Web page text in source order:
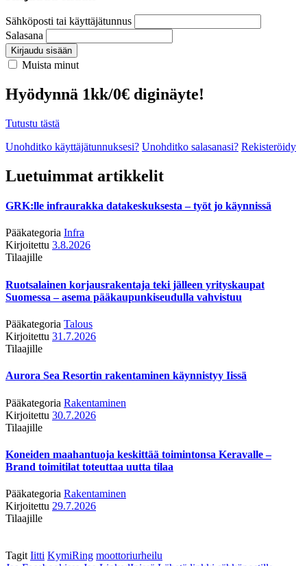
Sähköposti tai käyttäjätunnus
Salasana
Kirjaudu sisään
Muista minut
Hyödynnä 1kk/0€ diginäyte!
Tutustu tästä
Unohditko käyttäjätunnuksesi? Unohditko salasanasi? Rekisteröidy
Luetuimmat artikkelit
GRK:lle infraurakka datakeskuksesta – työt jo käynnissä
Pääkategoria Infra
Kirjoitettu 3.8.2026
Tilaajille
Ruotsalainen korjausrakentaja teki jälleen yrityskaupat
Suomessa – asema pääkaupunkiseudulla vahvistuu
Pääkategoria Talous
Kirjoitettu 31.7.2026
Tilaajille
Aurora Sea Resortin rakentaminen käynnistyy Iissä
Pääkategoria Rakentaminen
Kirjoitettu 30.7.2026
Tilaajille
Koneiden maahantuoja keskittää toimintonsa Keravalle –
Brand toimitilat toteuttaa uutta tilaa
Pääkategoria Rakentaminen
Kirjoitettu 29.7.2026
Tilaajille
Tagit Iitti KymiRing moottoriurheilu